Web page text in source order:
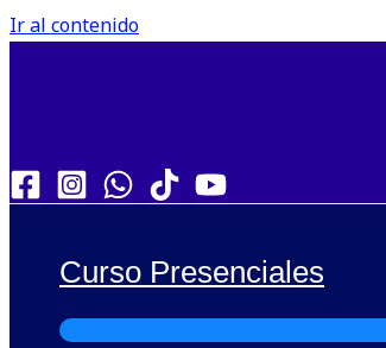
Ir al contenido
Curso Presenciales